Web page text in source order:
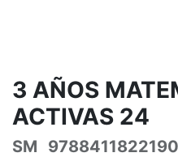
3 AÑOS
ACTIVAS 24
SM 9788411822190